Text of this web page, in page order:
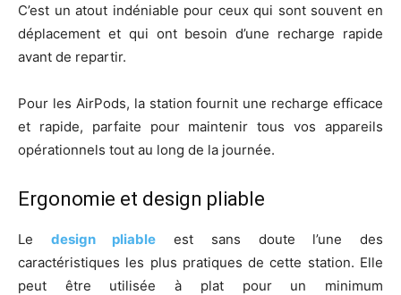
C’est un atout indéniable pour ceux qui sont souvent en
déplacement et qui ont besoin d’une recharge rapide
avant de repartir.
Pour les AirPods, la station fournit une recharge efficace
et rapide, parfaite pour maintenir tous vos appareils
opérationnels tout au long de la journée.
Ergonomie et design pliable
Le design pliable est sans doute l’une des
caractéristiques les plus pratiques de cette station. Elle
peut être utilisée à plat pour un minimum